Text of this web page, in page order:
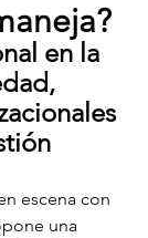
en la
escena con
una